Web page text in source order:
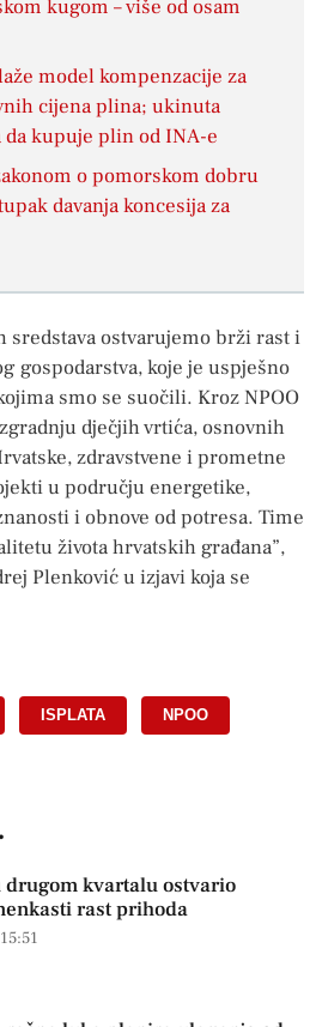
kugom – više od osam
model kompenzacije za
cijena plina; ukinuta
da kupuje plin od INA-e
o pomorskom dobru
davanja koncesija za
sredstava ostvarujemo brži rast i
gospodarstva, koje je uspješno
smo se suočili. Kroz NPOO
dječjih vrtića, osnovnih
zdravstvene i prometne
u području energetike,
i obnove od potresa. Time
života hrvatskih građana”,
Plenković u izjavi koja se
ISPLATA NPOO
drugom kvartalu ostvario
rast prihoda
15:51